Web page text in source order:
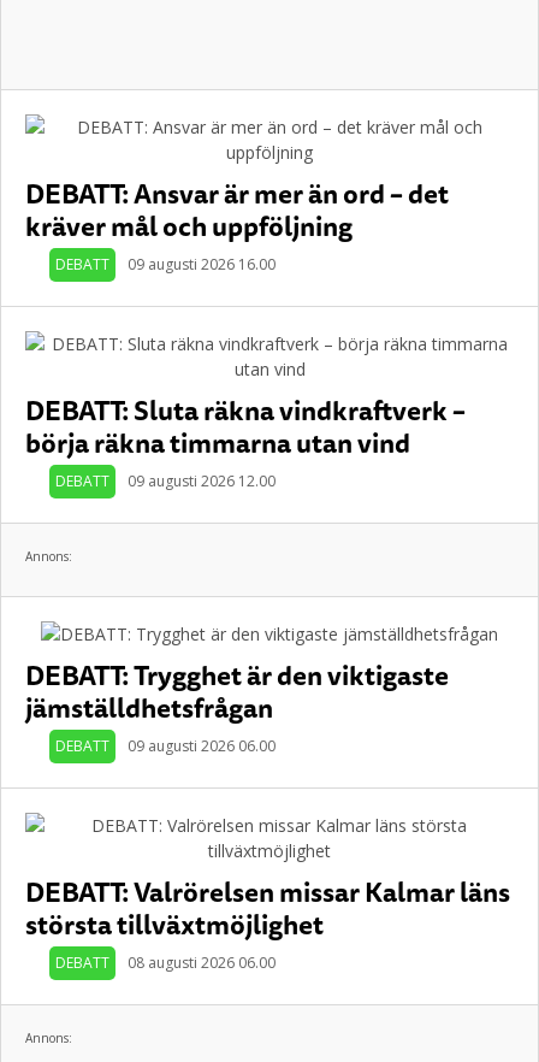
DEBATT: Ansvar är mer än ord – det
kräver mål och uppföljning
DEBATT 09 augusti 2026 16.00
DEBATT: Sluta räkna vindkraftverk –
börja räkna timmarna utan vind
DEBATT 09 augusti 2026 12.00
Annons:
DEBATT: Trygghet är den viktigaste
jämställdhetsfrågan
DEBATT 09 augusti 2026 06.00
DEBATT: Valrörelsen missar Kalmar läns
största tillväxtmöjlighet
DEBATT 08 augusti 2026 06.00
Annons: